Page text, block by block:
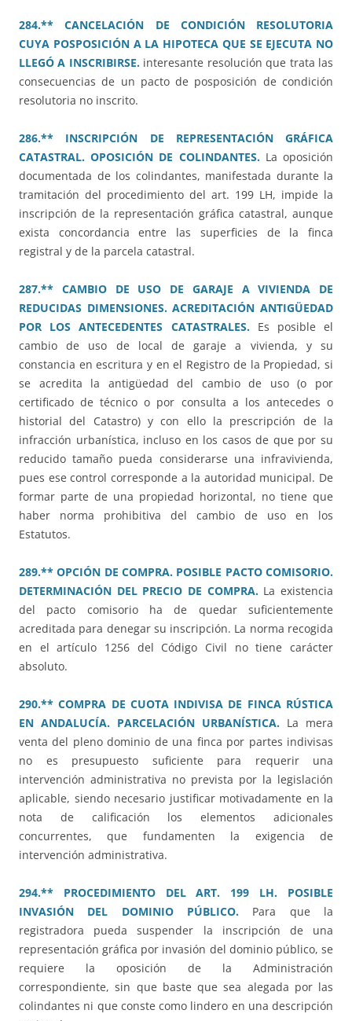
284.** CANCELACIÓN DE CONDICIÓN RESOLUTORIA
CUYA POSPOSICIÓN A LA HIPOTECA QUE SE EJECUTA NO
LLEGÓ A INSCRIBIRSE.interesante resolución que trata las
consecuencias de un pacto de posposición de condición
resolutoria no inscrito.
286.** INSCRIPCIÓN DE REPRESENTACIÓN GRÁFICA
CATASTRAL. OPOSICIÓN DE COLINDANTES.La oposición
documentada de los colindantes, manifestada durante la
tramitación del procedimiento del art. 199 LH, impide la
inscripción de la representación gráfica catastral, aunque
exista concordancia entre las superficies de la finca
registral y de la parcela catastral.
287.** CAMBIO DE USO DE GARAJE A VIVIENDA DE
REDUCIDAS DIMENSIONES. ACREDITACIÓN ANTIGÜEDAD
POR LOS ANTECEDENTES CATASTRALES.Es posible el
cambio de uso de local de garaje a vivienda, y su
constancia en escritura y en el Registro de la Propiedad, si
se acredita la antigüedad del cambio de uso (o por
certificado de técnico o por consulta a los antecedes o
historial del Catastro) y con ello la prescripción de la
infracción urbanística, incluso en los casos de que por su
reducido tamaño pueda considerarse una infravivienda,
pues ese control corresponde a la autoridad municipal. De
formar parte de una propiedad horizontal, no tiene que
haber norma prohibitiva del cambio de uso en los
Estatutos.
289.** OPCIÓN DE COMPRA. POSIBLE PACTO COMISORIO.
DETERMINACIÓN DEL PRECIO DE COMPRA.La existencia
del pacto comisorio ha de quedar suficientemente
acreditada para denegar su inscripción. La norma recogida
en el artículo 1256 del Código Civil no tiene carácter
absoluto.
290.** COMPRA DE CUOTA INDIVISA DE FINCA RÚSTICA
EN ANDALUCÍA. PARCELACIÓN URBANÍSTICA. La mera
venta del pleno dominio de una finca por partes indivisas
no es presupuesto suficiente para requerir una
intervención administrativa no prevista por la legislación
aplicable, siendo necesario justificar motivadamente en la
nota de calificación los elementos adicionales
concurrentes, que fundamenten la exigencia de
intervención administrativa.
294.** PROCEDIMIENTO DEL ART. 199 LH. POSIBLE
INVASIÓN DEL DOMINIO PÚBLICO. Para que la
registradora pueda suspender la inscripción de una
representación gráfica por invasión del dominio público, se
requiere la oposición de la Administración
correspondiente, sin que baste que sea alegada por las
colindantes ni que conste como lindero en una descripción